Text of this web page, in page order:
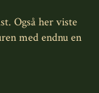
Også her viste
med endnu en